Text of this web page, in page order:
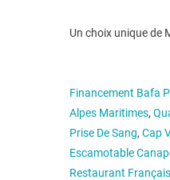
Un choix unique de
Financement Bafa
Alpes Maritimes,
Prise De Sang, Cap
Escamotable
Restaurant